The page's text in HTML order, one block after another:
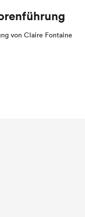
von Claire Fontaine